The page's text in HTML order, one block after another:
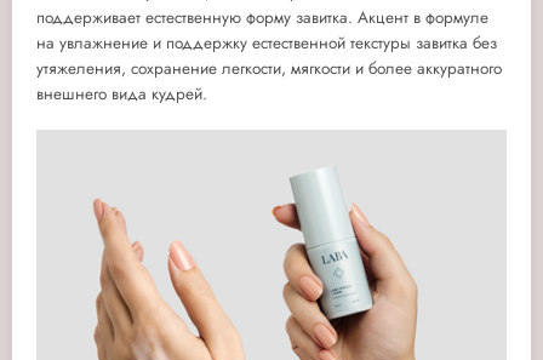
поддерживает естественную форму завитка. Акцент в формуле
на увлажнение и поддержку естественной текстуры завитка без
утяжеления, сохранение легкости, мягкости и более аккуратного
внешнего вида кудрей.